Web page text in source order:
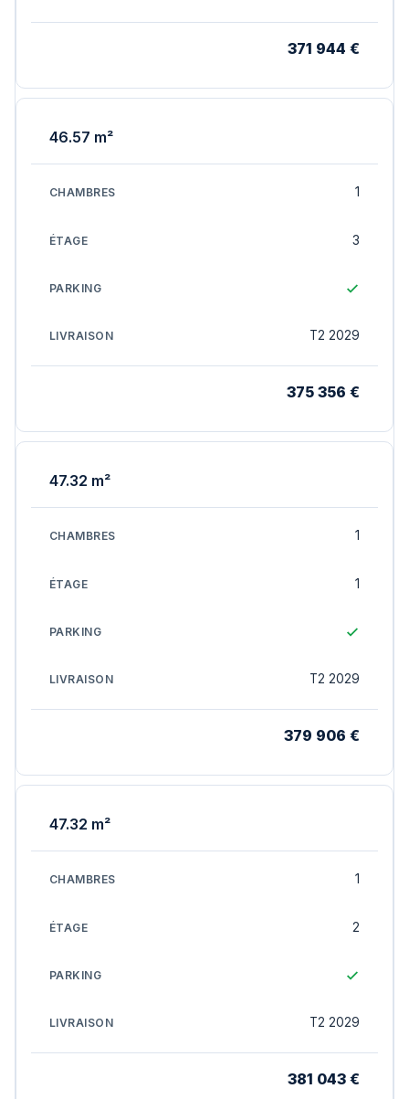
371 944 €
46.57 m²
1
3
T2 2029
375 356 €
47.32 m²
1
1
T2 2029
379 906 €
47.32 m²
1
2
T2 2029
381 043 €